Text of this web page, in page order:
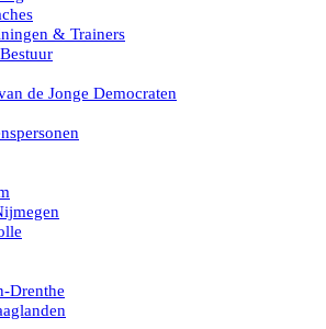
& Trainers
de Jonge Democraten
Drenthe